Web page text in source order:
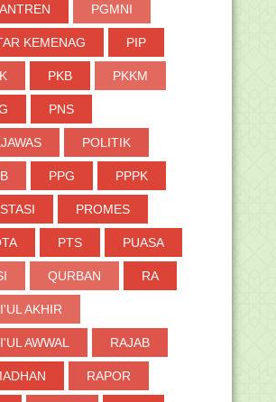
PGMNI
KEMENAG PIP
PKB PKKM
PNS
POLITIK
PPG PPPK
PROMES
PTS PUASA
QURBAN RA
AKHIR
AWWAL RAJAB
RAPOR